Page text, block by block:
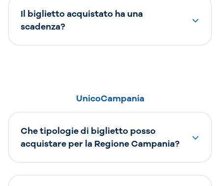
Il biglietto acquistato ha una
scadenza?
UnicoCampania
Che tipologie di biglietto posso
acquistare per la Regione Campania?